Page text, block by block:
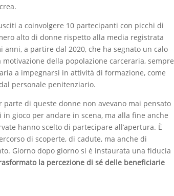
a coinvolgere 10 partecipanti con picchi di
alto di donne rispetto alla media registrata
anni, a partire dal 2020, che ha segnato un calo
motivazione della popolazione carceraria, sempre
a impegnarsi in attività di formazione, come
personale penitenziario.
parte di queste donne non avevano mai pensato
in gioco per andare in scena, ma alla fine anche
hanno scelto di partecipare all’apertura. È
di scoperte, di cadute, ma anche di
Giorno dopo giorno si è instaurata una fiducia
la percezione di sé delle beneficiarie